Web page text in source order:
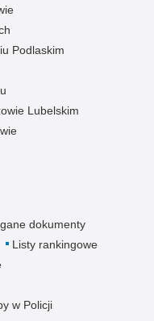
Podlaskim
Lubelskim
dokumenty
Listy rankingowe
w Policji